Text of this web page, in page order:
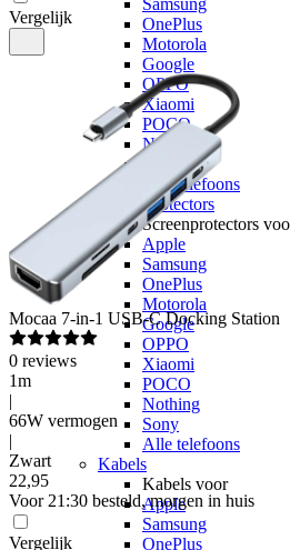
Samsung
OnePlus
Motorola
Google
OPPO
Xiaomi
POCO
Nothing
Alle telefoons
Screenprotectors
Screenprotectors
Apple
Samsung
OnePlus
Motorola
Google
OPPO
Xiaomi
POCO
Nothing
Sony
Alle telefoons
Kabels
Kabels voor
Apple
Samsung
OnePlus
Vergelijk
Mocaa 7-in-1 USB-C Docking Station
0 reviews
1m
|
66W vermogen
|
Zwart
22,95
Voor 21:30 besteld, morgen in huis
Vergelijk